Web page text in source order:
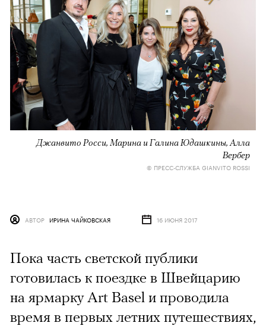
Джанвито Росси, Марина и Галина Юдашкины, Алла
Вербер
© ПРЕСС-СЛУЖБА GIANVITO ROSSI
АВТОР ИРИНА ЧАЙКОВСКАЯ 16 ИЮНЯ 2017
Пока часть светской публики
готовилась к поездке в Швейцарию
на ярмарку Art Basel и проводила
время в первых летних путешествиях,